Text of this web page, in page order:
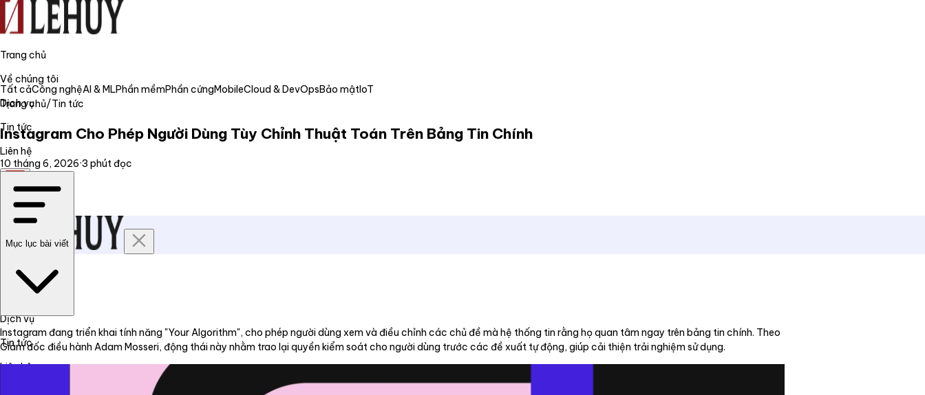
Trang chủ
Về chúng tôi
Dịch vụ
Tin tức
Liên hệ
Trang chủ
Về chúng tôi
Dịch vụ
Tin tức
Liên hệ
Tất cảCông nghệAI & MLPhần mềmPhần cứngMobileCloud & DevOpsBảo mậtIoT
Trang chủ/Tin tức
Instagram Cho Phép Người Dùng Tùy Chỉnh Thuật Toán Trên Bảng Tin Chính
10 tháng 6, 2026·3 phút đọc
Mục lục bài viết
Instagram đang triển khai tính năng "Your Algorithm", cho phép người dùng xem và điều chỉnh các chủ đề mà hệ thống tin rằng họ quan tâm ngay trên bảng tin chính. Theo
Giám đốc điều hành Adam Mosseri, động thái này nhằm trao lại quyền kiểm soát cho người dùng trước các đề xuất tự động, giúp cải thiện trải nghiệm sử dụng.